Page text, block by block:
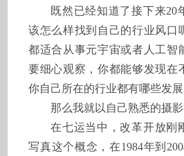
既然已经知道了接下来20
该怎么样找到自己的行业风口
都适合从事元宇宙或者人工智
要细心观察，你都能够发现在
你自己所在的行业都有哪些发展
那么我就以自己熟悉的摄影
在七运当中，改革开放刚
写真这个概念，在1984年到